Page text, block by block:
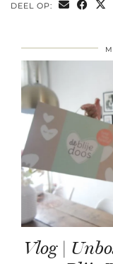
DEEL OP:
Vlog |